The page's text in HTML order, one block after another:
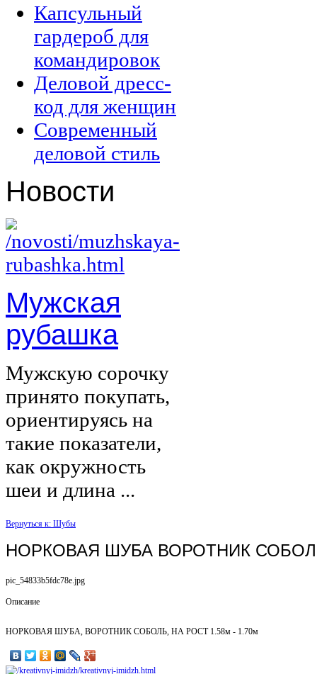
Капсульный
гардероб для
командировок
Деловой дресс-
код для женщин
Современный
деловой стиль
Новости
Мужская
рубашка
Мужскую сорочку
принято покупать,
ориентируясь на
такие показатели,
как окружность
шеи и длина ...
Вернуться к: Шубы
НОРКОВАЯ ШУБА ВОРОТНИК
pic_54833b5fdc78e.jpg
Описание
НОРКОВАЯ ШУБА, ВОРОТНИК СОБОЛЬ, НА РОСТ 1.58м - 1.70м